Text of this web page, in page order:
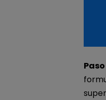
Paso